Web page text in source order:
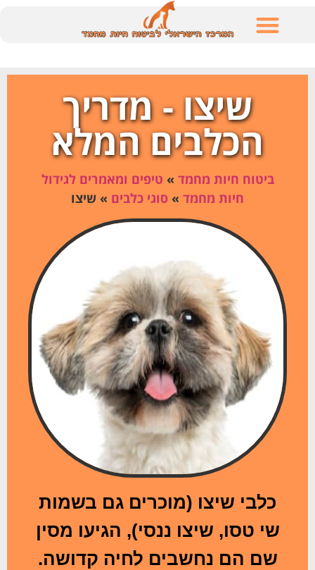
שיצו - מדריך
הכלבים המלא
ביטוח חיות מחמד » טיפים ומאמרים לגידול
חיות מחמד » סוגי כלבים » שיצו
כלבי שיצו (מוכרים גם בשמות
שי טסו, שיצו ננסי), הגיעו מסין
שם הם נחשבים לחיה קדושה.